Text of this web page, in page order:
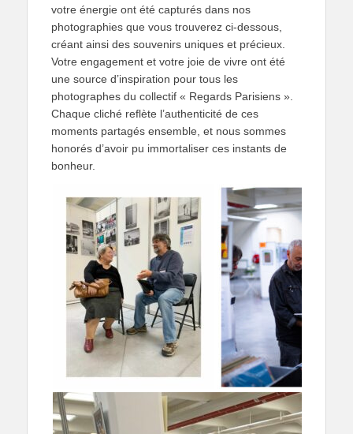
votre énergie ont été capturés dans nos
photographies que vous trouverez ci-dessous,
créant ainsi des souvenirs uniques et précieux.
Votre engagement et votre joie de vivre ont été
une source d’inspiration pour tous les
photographes du collectif « Regards Parisiens ».
Chaque cliché reflète l’authenticité de ces
moments partagés ensemble, et nous sommes
honorés d’avoir pu immortaliser ces instants de
bonheur.